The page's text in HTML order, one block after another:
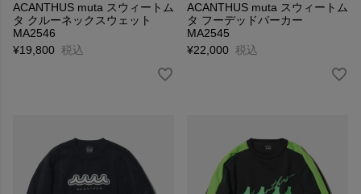
ACANTHUS muta スウィートム
タ クルーネックスウェット
MA2546
¥19,800 税込
ACANTHUS muta スウィートム
タ フーデッドパーカー
MA2545
¥22,000 税込